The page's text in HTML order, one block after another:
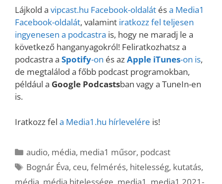
Lájkold a vipcast.hu Facebook-oldalát ésa Media1
Facebook-oldalát, valamint iratkozz fel teljesen
ingyenesen a podcastra is, hogy ne maradj le a
következő hanganyagokról! Feliratkozhatsz a
podcastra a Spotify-on és azApple iTunes-on is,
de megtalálod a főbb podcast programokban,
például a Google Podcastsban vagy a TuneIn-en
is.
Iratkozz fel a Media1.hu hírlevelére is!
Kategória
audio, média, media1 műsor, podcast
Címkék
Bognár Éva, ceu,felmérés, hitelesség, kutatás,
média média hitelessége media1 media1 2021-